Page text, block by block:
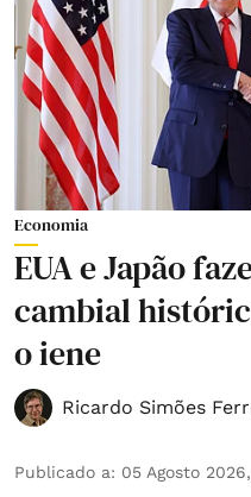
Economia
EUA e Japão
cambial
o iene
Ricardo Simões
Publicado a: 05 Agosto